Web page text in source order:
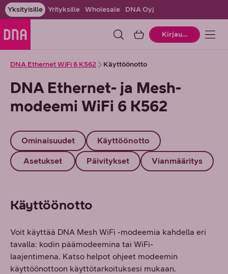
Yksityisille Yrityksille Wholesale DNA Oyj
OstoskoriKirjaudu
DNA Ethernet WiFi 6 K562 Käyttöönotto
DNA Ethernet- ja Mesh-
modeemi WiFi 6 K562
Ominaisuudet Käyttöönotto
Asetukset Päivitykset Vianmääritys
Käyttöönotto
Voit käyttää DNA Mesh WiFi -modeemia kahdella eri
tavalla: kodin päämodeemina tai WiFi-
laajentimena. Katso helpot ohjeet modeemin
käyttöönottoon käyttötarkoituksesi mukaan.